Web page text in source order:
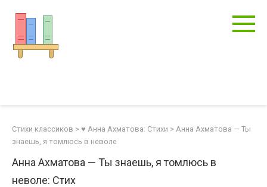
контенту
Стихи классиков > ♥ Анна Ахматова: Стихи > Анна Ахматова — Ты
знаешь, я томлюсь в неволе
Анна Ахматова — Ты знаешь, я томлюсь в
неволе: Стих